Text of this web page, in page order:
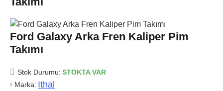
Ford Galaxy Arka Fren Kaliper Pim
Takımı
Stok Durumu: STOKTA VAR
Marka: Ithal